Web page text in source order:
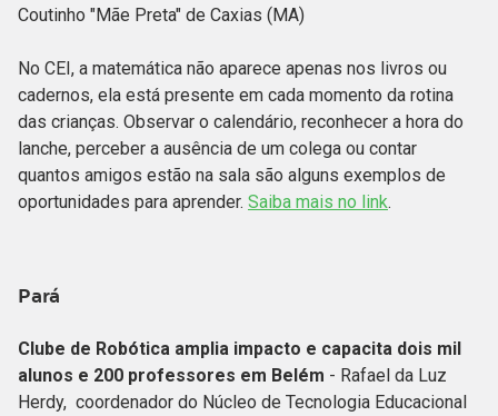
Coutinho "Mãe Preta" de Caxias (MA)
No CEI, a matemática não aparece apenas nos livros ou
cadernos, ela está presente em cada momento da rotina
das crianças. Observar o calendário, reconhecer a hora do
lanche, perceber a ausência de um colega ou contar
quantos amigos estão na sala são alguns exemplos de
oportunidades para aprender. Saiba mais no link.
Pará
Clube de Robótica amplia impacto e capacita dois mil
alunos e 200 professores em Belém - Rafael da Luz
Herdy, coordenador do Núcleo de Tecnologia Educacional